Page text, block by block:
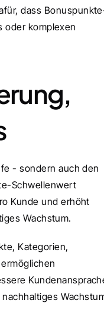
dass
oder komplexen
- sondern auch den
Schwellenwert
Kunde und erhöht
Wachstum.
Kategorien,